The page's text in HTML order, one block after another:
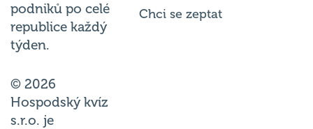
podniků po celé
republice každý
týden.
© 2026
Hospodský kvíz
s.r.o. je
Chci se zeptat